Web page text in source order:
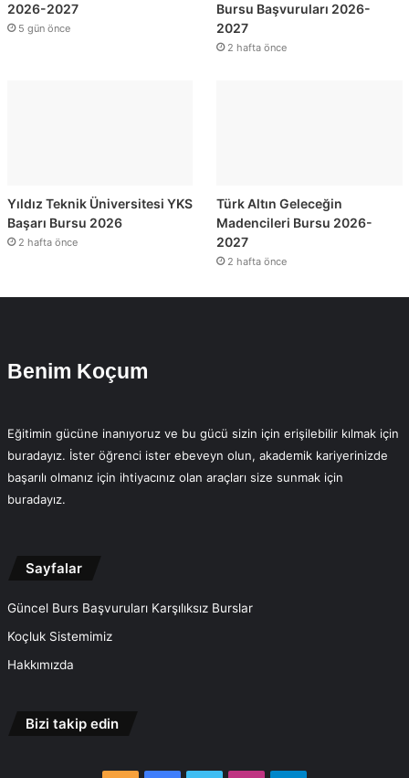
2026-2027
5 gün önce
Bursu Başvuruları 2026-
2027
2 hafta önce
Yıldız Teknik Üniversitesi YKS
Başarı Bursu 2026
2 hafta önce
Türk Altın Geleceğin
Madencileri Bursu 2026-
2027
2 hafta önce
Benim Koçum
Eğitimin gücüne inanıyoruz ve bu gücü sizin için erişilebilir kılmak için
buradayız. İster öğrenci ister ebeveyn olun, akademik kariyerinizde
başarılı olmanız için ihtiyacınız olan araçları size sunmak için
buradayız.
Sayfalar
Güncel Burs Başvuruları Karşılıksız Burslar
Koçluk Sistemimiz
Hakkımızda
Bizi takip edin